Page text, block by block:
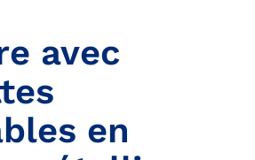
avec
en